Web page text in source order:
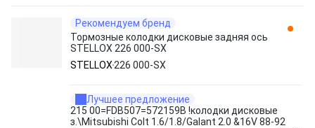
Рекомендуем бренд
Тормозные колодки дисковые задняя ось
STELLOX 226 000-SX
STELLOX 226 000-SX
Лучшее предложение
215 00=FDB507=572159B !колодки дисковые
з.\Mitsubishi Colt 1.6/1.8/Galant 2.0 &16V 88-92